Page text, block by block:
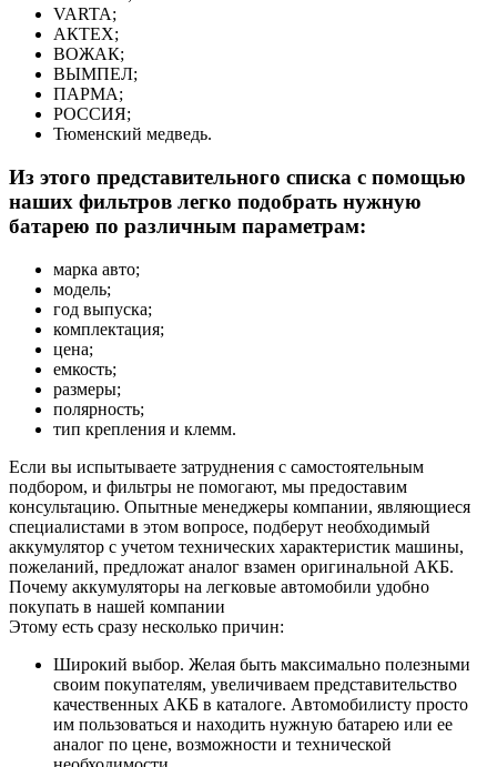
VARTA;
АКТЕХ;
ВОЖАК;
ВЫМПЕЛ;
ПАРМА;
РОССИЯ;
Тюменский медведь.
Из этого представительного списка с помощью
наших фильтров легко подобрать нужную
батарею по различным параметрам:
марка авто;
модель;
год выпуска;
комплектация;
цена;
емкость;
размеры;
полярность;
тип крепления и клемм.
Если вы испытываете затруднения с самостоятельным
подбором, и фильтры не помогают, мы предоставим
консультацию. Опытные менеджеры компании, являющиеся
специалистами в этом вопросе, подберут необходимый
аккумулятор с учетом технических характеристик машины,
пожеланий, предложат аналог взамен оригинальной АКБ.
Почему аккумуляторы на легковые автомобили удобно
покупать в нашей компании
Этому есть сразу несколько причин:
Широкий выбор. Желая быть максимально полезными
своим покупателям, увеличиваем представительство
качественных АКБ в каталоге. Автомобилисту просто
им пользоваться и находить нужную батарею или ее
аналог по цене, возможности и технической